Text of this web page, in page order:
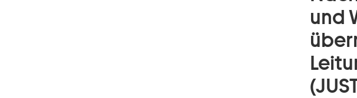
und